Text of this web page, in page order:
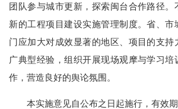
团队参与城市更新，探索闽台合作路径。
新的工程项目建设实施管理制度。省、市
门应加大对成效显著的地区、项目的支持
广典型经验，组织开展现场观摩与学习培
作，营造良好的舆论氛围。
本实施意见自公布之日起施行，有效期